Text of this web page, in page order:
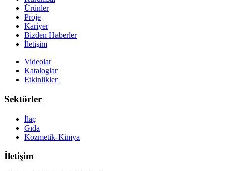
Ürünler
Proje
Kariyer
Bizden Haberler
İletişim
Videolar
Kataloglar
Etkinlikler
Sektörler
İlaç
Gıda
Kozmetik-Kimya
İletişim